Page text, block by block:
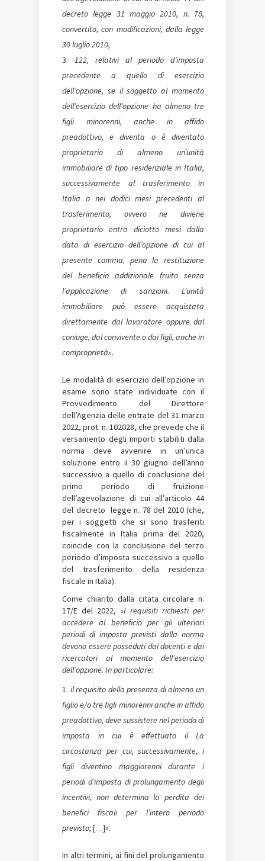
decreto­ legge 31 maggio 2010, n. 78,
convertito, con modificazioni, dalla legge
30 luglio 2010,
122, relativi al periodo d’imposta
precedente a quello di esercizio
dell’opzione, se il soggetto al momento
dell’esercizio dell’opzione ha almeno tre
figli minorenni, anche in affido
preadottivo, e diventa o è diventato
proprietario di almeno un’unità
immobiliare di tipo residenziale in Italia,
successivamente al trasferimento in
Italia o nei dodici mesi precedenti al
trasferimento, ovvero ne diviene
proprietario entro diciotto mesi dalla
data di esercizio dell’opzione di cui al
presente comma, pena la restituzione
del beneficio addizionale fruito senza
l’applicazione di sanzioni. L’unità
immobiliare può essere acquistata
direttamente dal lavoratore oppure dal
coniuge, dal convivente o dai figli, anche in
comproprietà».
Le modalità di esercizio dell’opzione in
esame sono state individuate con il
Provvedimento del Direttore
dell’Agenzia delle entrate del 31 marzo
2022, prot. n. 102028, che prevede che il
versamento degli importi stabiliti dalla
norma deve avvenire in un’unica
soluzione entro il 30 giugno dell’anno
successivo a quello di conclusione del
primo periodo di fruizione
dell’agevolazione di cui all’articolo 44
del decreto legge n. 78 del 2010 (che,
per i soggetti che si sono trasferiti
fiscalmente in Italia prima del 2020,
coincide con la conclusione del terzo
periodo d’imposta successivo a quello
del trasferimento della residenza
fiscale in Italia).
Come chiarito dalla citata circolare n.
17/E del 2022, «I requisiti richiesti per
accedere al beneficio per gli ulteriori
periodi di imposta previsti dalla norma
devono essere posseduti dai docenti e dai
ricercatori al momento dell’esercizio
dell’opzione. In particolare:
il requisito della presenza di almeno un
figlio e/o tre figli minorenni anche in affido
preadottivo, deve sussistere nel periodo di
imposta in cui è effettuato il La
circostanza per cui, successivamente, i
figli diventino maggiorenni durante i
periodi d’imposta di prolungamento degli
incentivi, non determina la perdita dei
benefici fiscali per l’intero periodo
previsto;[…]».
In altri termini, ai fini del prolungamento